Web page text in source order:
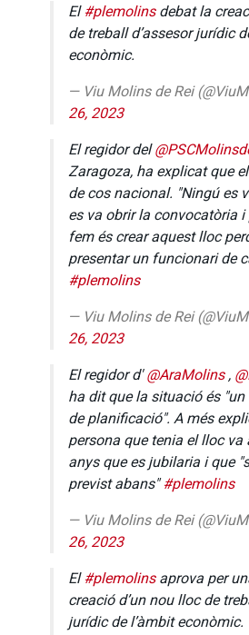
El#plemolinsdebat la
de treball d’assesor jurídic
econòmic.
— Viu Molins de Rei
26, 2023
El regidor del
Zaragoza, ha explicat que
de cos nacional. "Ningú es
es va obrir la convocatòria i
fem és crear aquest lloc
presentar un funcionari de
#plemolins
— Viu Molins de Rei
26, 2023
El regidor d'@AraMolins,
ha dit que la situació és
de planificació". A més
persona que tenia el lloc
anys que es jubilaria i que
previst abans"#plemolins
— Viu Molins de Rei
26, 2023
El#plemolinsaprova per
creació d’un nou lloc de
jurídic de l’àmbit econòmic.